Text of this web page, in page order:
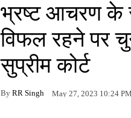
भ्रष्ट आचरण के
विफल रहने पर
सुप्रीम कोर्ट
By RR Singh May 27, 2023 10:24 PM